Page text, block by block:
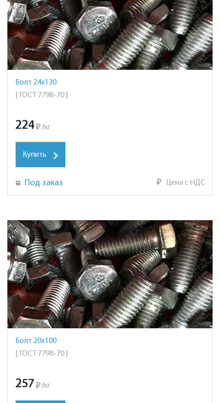
Болт 24х130
[ ГОСТ 7798-70 ]
224₽ /кг
Купить
Под заказ ₽ Цена с НДС
Болт 20х100
[ ГОСТ 7798-70 ]
257 ₽ /кг